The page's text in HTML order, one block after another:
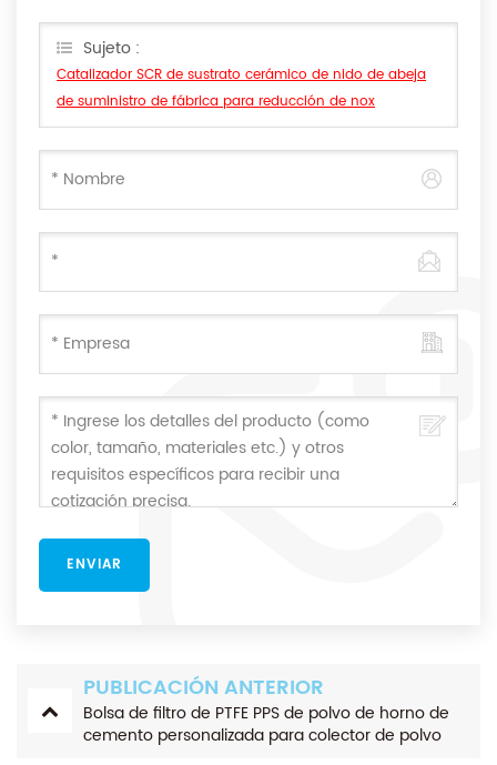
puedamos.
Sujeto :
Catalizador SCR de sustrato cerámico de nido de abeja
de suministro de fábrica para reducción de nox
PUBLICACIÓN ANTERIOR
Bolsa de filtro de PTFE PPS de polvo de horno de
cemento personalizada para colector de polvo